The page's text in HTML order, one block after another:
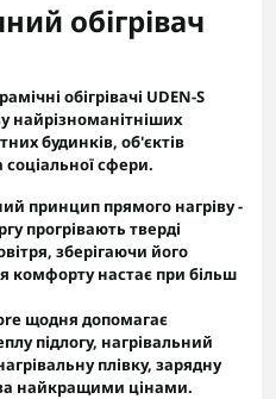
обігрівач
обігрівачі UDEN-S
найрізноманітніших
будинків, об'єктів
соціальної сфери.
принцип прямого нагріву -
прогрівають тверді
зберігаючи його
комфорту настає при більш
щодня допомагає
підлогу, нагрівальний
плівку, зарядну
найкращими цінами.